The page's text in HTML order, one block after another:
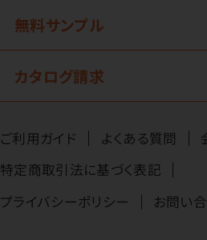
無料サンプル
カタログ請求
ご利用ガイド よくある質問
特定商取引法に基づく表記
プライバシーポリシー
お問い